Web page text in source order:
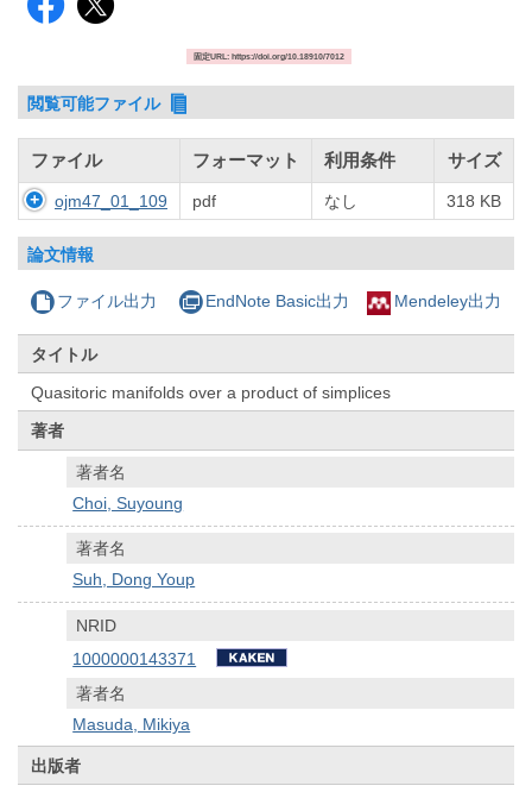
固定URL: https://doi.org/10.18910/7012
閲覧可能ファイル
ファイル フォーマット 利用条件 サイズ
ojm47_01_109 pdf なし 318 KB
論文情報
ファイル出力 EndNote Basic出力 Mendeley出力
タイトル
Quasitoric manifolds over a product of simplices
著者
著者名
Choi, Suyoung
著者名
Suh, Dong Youp
NRID
1000000143371
著者名
Masuda, Mikiya
出版者